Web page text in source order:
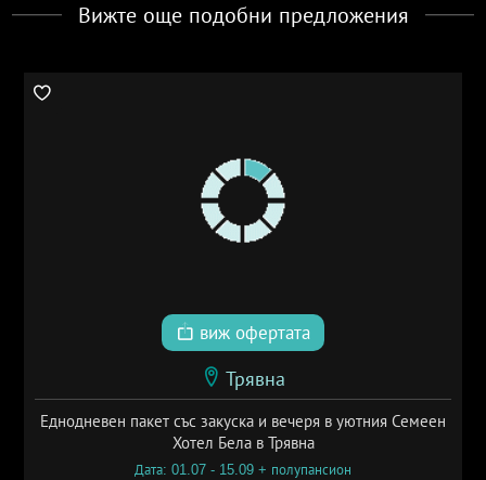
Вижте още подобни предложения
виж офертата
Трявна
Еднодневен пакет със закуска и вечеря в уютния Семеен
Хотел Бела в Трявна
Дата: 01.07 - 15.09 + полупансион